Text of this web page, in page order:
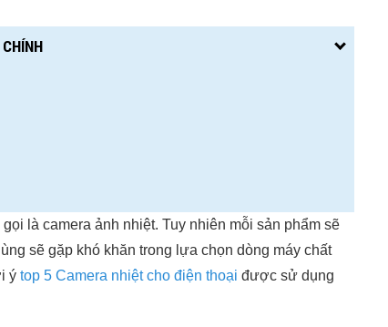
là camera ảnh nhiệt. Tuy nhiên mỗi sản phẩm sẽ
sẽ gặp khó khăn trong lựa chọn dòng máy chất
ý top 5 Camera nhiệt cho điện thoại được sử dụng